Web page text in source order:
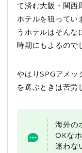
て済む大阪・関西
ホテルを狙ってい
うホテルはそんな
時期にもよるので
やはりSPGアメッ
を選ぶときは苦労
海外の
OKな
迷わな